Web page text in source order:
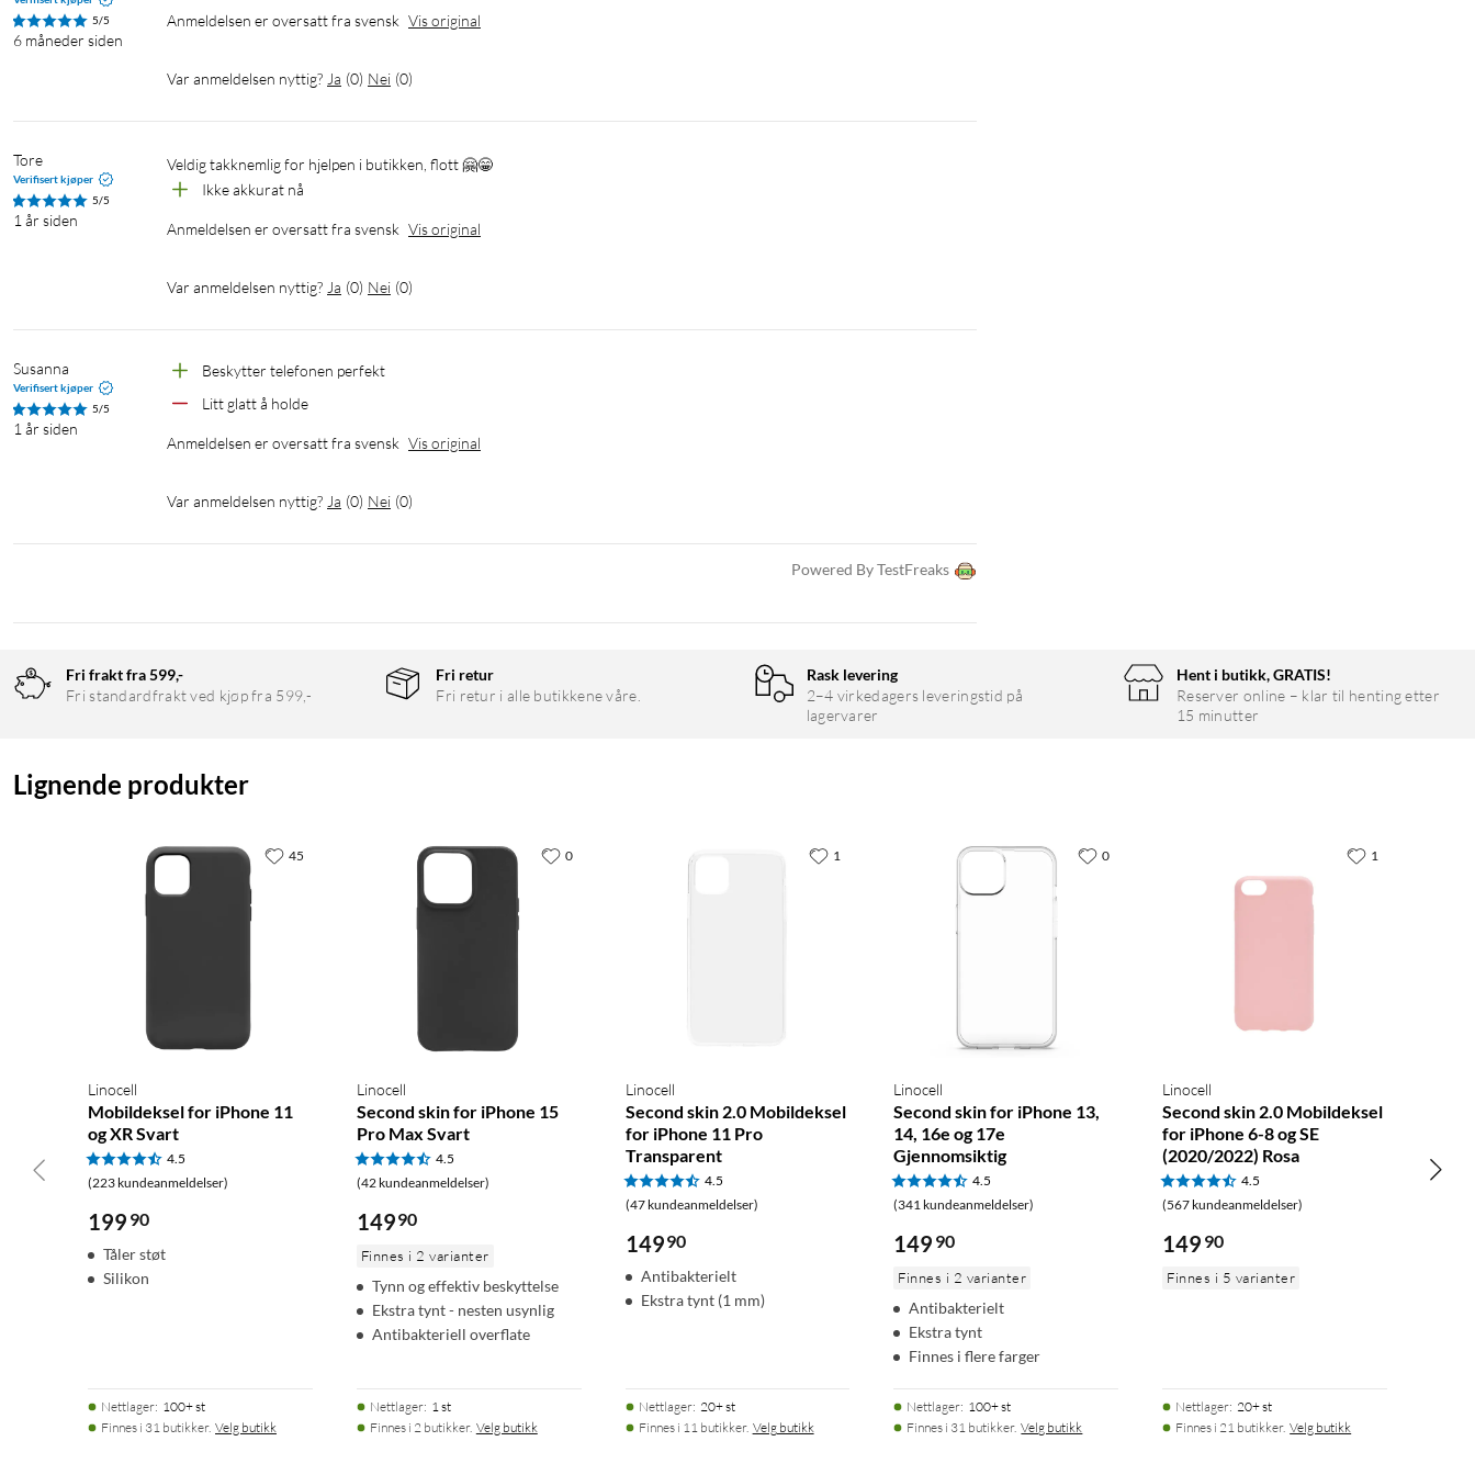
5/5
6 måneder siden
Anmeldelsen er oversatt fra svensk Vis original
Var anmeldelsen nyttig? Ja (0) Nei (0)
Tore
Verifisert kjøper
5/5
1 år siden
Veldig takknemlig for hjelpen i butikken, flott 🤗😁
Ikke akkurat nå
Anmeldelsen er oversatt fra svensk Vis original
Var anmeldelsen nyttig? Ja (0) Nei (0)
Susanna
Verifisert kjøper
5/5
1 år siden
Beskytter telefonen perfekt
Litt glatt å holde
Anmeldelsen er oversatt fra svensk Vis original
Var anmeldelsen nyttig? Ja (0) Nei (0)
Powered By TestFreaks
Fri frakt fra 599,-
Fri standardfrakt ved kjøp fra 599,-
Fri retur
Fri retur i alle butikkene våre.
Rask levering
2–4 virkedagers leveringstid på
lagervarer
Hent i butikk, GRATIS!
Reserver online – klar til henting etter
15 minutter
Lignende produkter
Linocell
Mobildeksel for iPhone 11
og XR Svart
4.5
(223 kundeanmeldelser)
199 90
Tåler støt
Silikon
Nettlager: 100+ st
Finnes i 31 butikker. Velg butikk
45
Linocell
Second skin for iPhone 15
Pro Max Svart
4.5
(42 kundeanmeldelser)
14990
Finnes i 2 varianter
Tynn og effektiv beskyttelse
Ekstra tynt - nesten usynlig
Antibakteriell overflate
Nettlager: 1 st
Finnes i 2 butikker. Velg butikk
0
Linocell
Second skin 2.0 Mobildeksel
for iPhone 11 Pro
Transparent
4.5
(47 kundeanmeldelser)
14990
Antibakterielt
Ekstra tynt (1 mm)
Nettlager: 20+ st
Finnes i 11 butikker. Velg butikk
1
Linocell
Second skin for iPhone 13,
14, 16e og 17e
Gjennomsiktig
4.5
(341 kundeanmeldelser)
149 90
Finnes i 2 varianter
Antibakterielt
Ekstra tynt
Finnes i flere farger
Nettlager: 100+ st
Finnes i 31 butikker. Velg butikk
0
Linocell
Second skin 2.0 Mobildeksel
for iPhone 6-8 og SE
(2020/2022) Rosa
4.5
(567 kundeanmeldelser)
149 90
Finnes i 5 varianter
Nettlager: 20+ st
Finnes i 21 butikker. Velg butikk
1